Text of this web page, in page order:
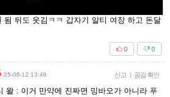
됨 뒤도 웃김ㅋㅋ 갑자기 알티 여장 하고 돈달
0
0
25-06-12 13:48 신고 공감 확인
왈 : 이거 만약에 진짜면 밍바오가 아니라 푸